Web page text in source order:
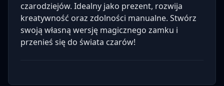
czarodziejów. Idealny jako prezent, rozwija
kreatywność oraz zdolności manualne. Stwórz
swoją własną wersję magicznego zamku i
przenieś się do świata czarów!